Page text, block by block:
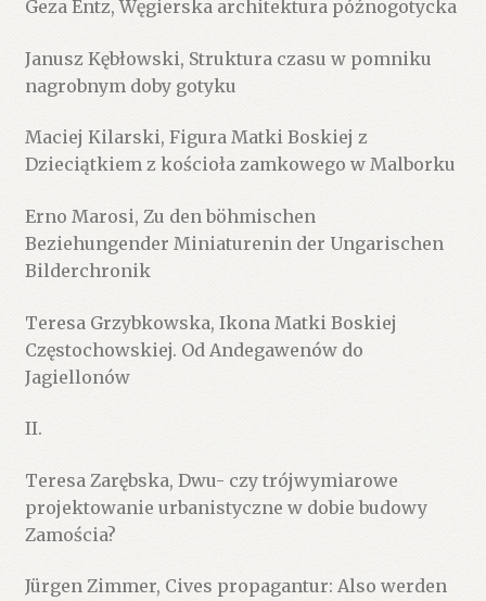
Geza Entz, Węgierska architektura późnogotycka
Janusz Kębłowski, Struktura czasu w pomniku
nagrobnym doby gotyku
Maciej Kilarski, Figura Matki Boskiej z
Dzieciątkiem z kościoła zamkowego w Malborku
Erno Marosi, Zu den böhmischen
Beziehungender Miniaturenin der Ungarischen
Bilderchronik
Teresa Grzybkowska, Ikona Matki Boskiej
Częstochowskiej. Od Andegawenów do
Jagiellonów
II.
Teresa Zarębska, Dwu- czy trójwymiarowe
projektowanie urbanistyczne w dobie budowy
Zamościa?
Jürgen Zimmer, Cives propagantur: Also werden